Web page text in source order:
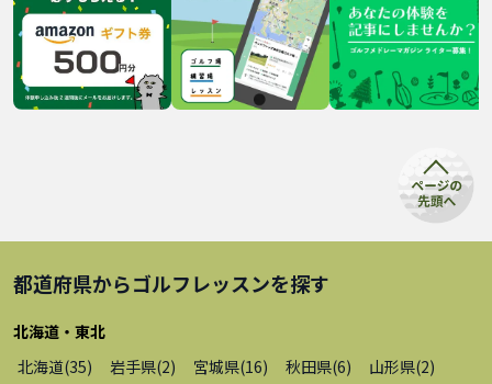
都道府県からゴルフレッスンを探す
北海道・東北
北海道(35) 岩手県(2) 宮城県(16) 秋田県(6) 山形県(2)